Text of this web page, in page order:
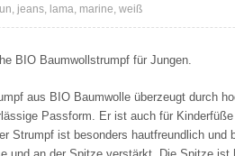
jeans, lama, marine, weiß
BIO Baumwollstrumpf für Jungen.
aus BIO Baumwolle überzeugt durch
Passform. Er ist auch für
Strumpf ist besonders hautfreundlich und
und an der Spitze verstärkt. Die Spitze ist